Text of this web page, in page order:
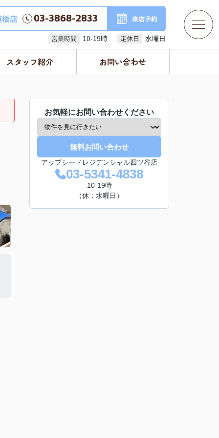
店 03-3868-2833 来店予約
営業時間 10-19時 定休日 水曜日
スタッフ紹介 お問い合わせ
お気軽にお問い合わせください
無料お問い合わせ
アップシードレジデンシャル四ツ谷店
03-5341-4838
10-19時
（休：水曜日）